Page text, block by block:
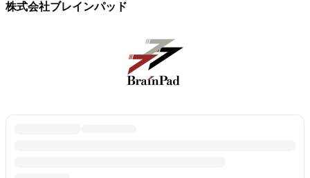
株式会社ブレインパッド